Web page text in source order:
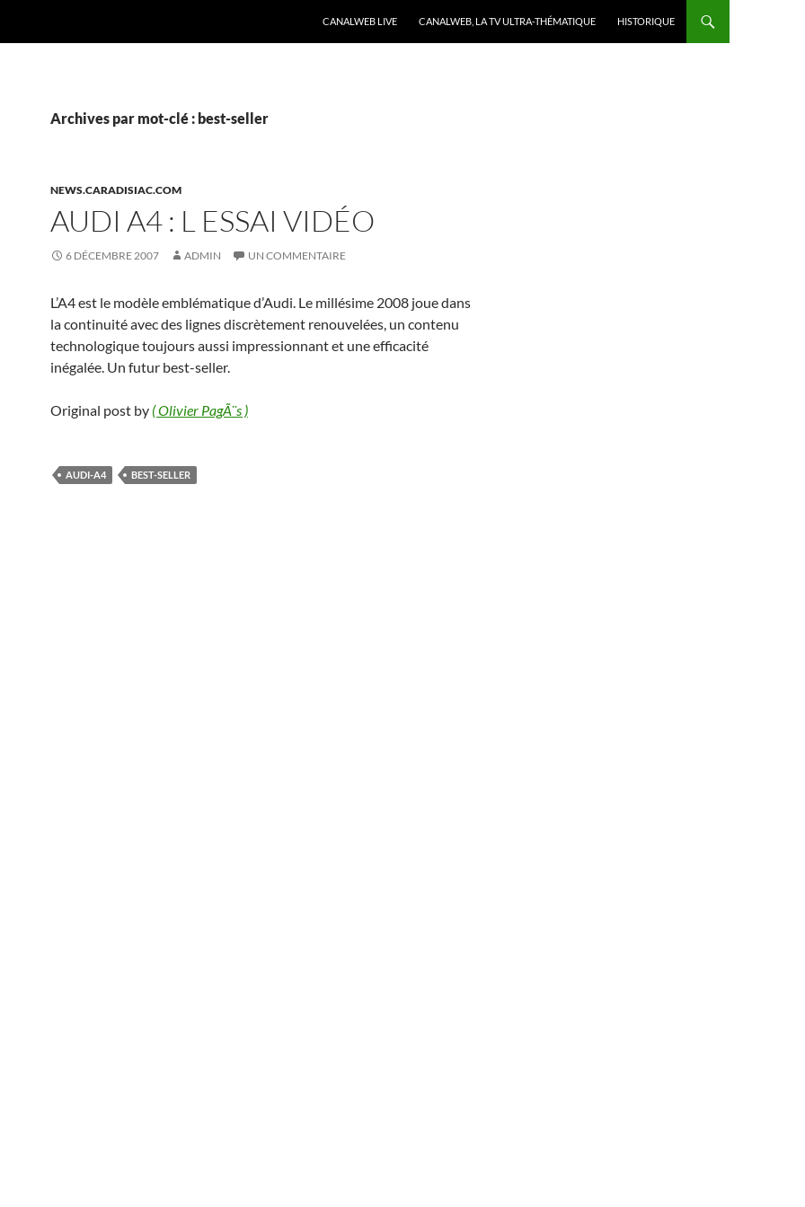
CANALWEB LIVE CANALWEB, LA TV ULTRA-THÉMATIQUE HISTORIQUE
Archives par mot-clé : best-seller
NEWS.CARADISIAC.COM
AUDI A4 : L ESSAI VIDÉO
6 DÉCEMBRE 2007 ADMIN UN COMMENTAIRE
L’A4 est le modèle emblématique d’Audi. Le millésime 2008 joue dans
la continuité avec des lignes discrètement renouvelées, un contenu
technologique toujours aussi impressionnant et une efficacité
inégalée. Un futur best-seller.
Original post by ( Olivier PagÃ¨s )
AUDI-A4 BEST-SELLER